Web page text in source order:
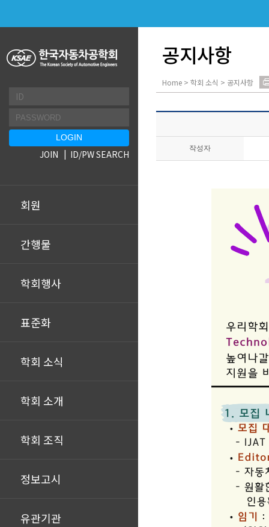
회원
간행물
학회행사
표준화
학회 소식
학회 소개
학회 조직
정보고시
유관기관
JOIN ID/PW SEARCH
공지사항
Home > 학회 소식 > 공지사항
작성자